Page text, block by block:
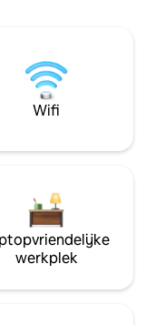
Wifi
werkplek